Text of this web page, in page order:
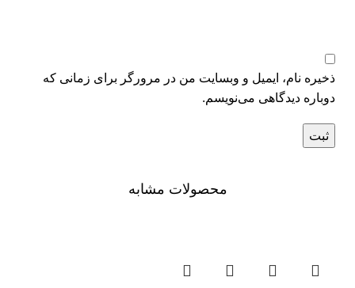
ذخیره نام، ایمیل و وبسایت من در مرورگر برای زمانی که
دوباره دیدگاهی می‌نویسم.
محصولات مشابه